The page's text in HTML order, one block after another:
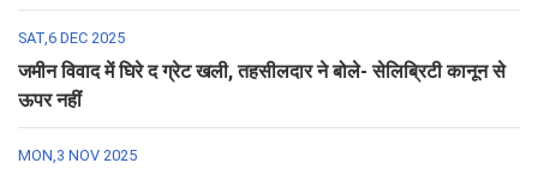
SAT,6 DEC 2025
जमीन विवाद में घिरे द ग्रेट खली, तहसीलदार ने बोले- सेलिब्रिटी कानून से
ऊपर नहीं
MON,3 NOV 2025